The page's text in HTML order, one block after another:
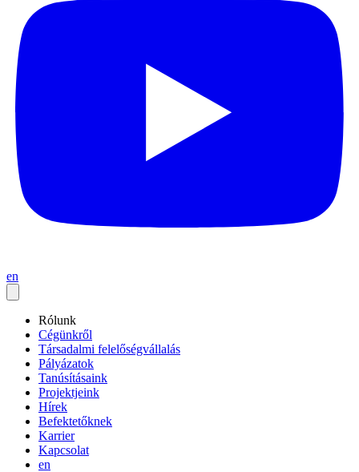
en
Rólunk
Cégünkről
Társadalmi felelőségvállalás
Pályázatok
Tanúsításaink
Projektjeink
Hírek
Befektetőknek
Karrier
Kapcsolat
en